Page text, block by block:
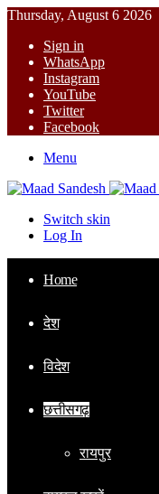
Thursday, August 6 2026
Sign in
WhatsApp
Instagram
YouTube
Twitter
Facebook
Menu
Switch skin
Log In
Home
देश
विदेश
छत्तीसगढ़
रायपुर